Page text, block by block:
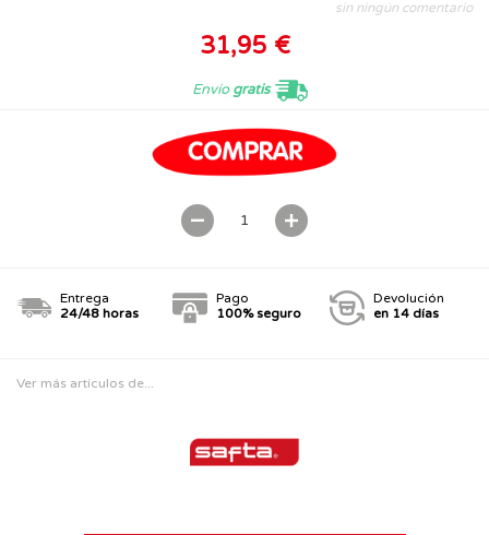
sin ningún comentario
31,95 €
Envíogratis
Entrega
24/48 horas
Pago
100% seguro
Devolución
en 14 días
Ver más artículos de...